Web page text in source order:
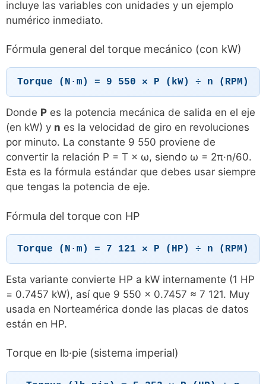
incluye las variables con unidades y un ejemplo
numérico inmediato.
Fórmula general del torque mecánico (con kW)
Torque (N·m) = 9 550 × P (kW) ÷ n (RPM)
Donde P es la potencia mecánica de salida en el eje
(en kW) y n es la velocidad de giro en revoluciones
por minuto. La constante 9 550 proviene de
convertir la relación P = T × ω, siendo ω = 2π·n/60.
Esta es la fórmula estándar que debes usar siempre
que tengas la potencia de eje.
Fórmula del torque con HP
Torque (N·m) = 7 121 × P (HP) ÷ n (RPM)
Esta variante convierte HP a kW internamente (1 HP
= 0.7457 kW), así que 9 550 × 0.7457 ≈ 7 121. Muy
usada en Norteamérica donde las placas de datos
están en HP.
Torque en lb·pie (sistema imperial)